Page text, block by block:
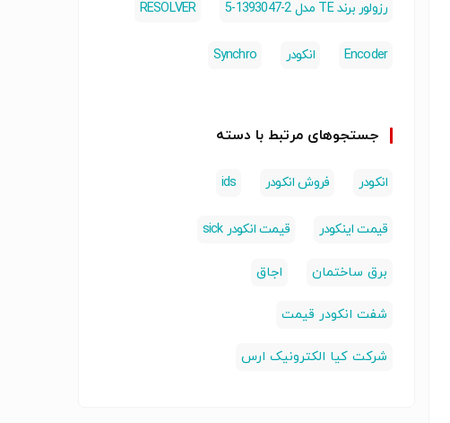
رزولور برند TE مدل 2-1393047-5 RESOLVER
Encoder انکودر Synchro
جستجوهای مرتبط با دسته
انکودر فروش انکودر ids
قیمت اینکودر قیمت انکودر sick
برق ساختمان اجاق
شفت انکودر قیمت
شرکت کیا الکترونیک ارس